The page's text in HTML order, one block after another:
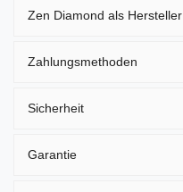
Zen Diamond als Hersteller
Zahlungsmethoden
Sicherheit
Garantie